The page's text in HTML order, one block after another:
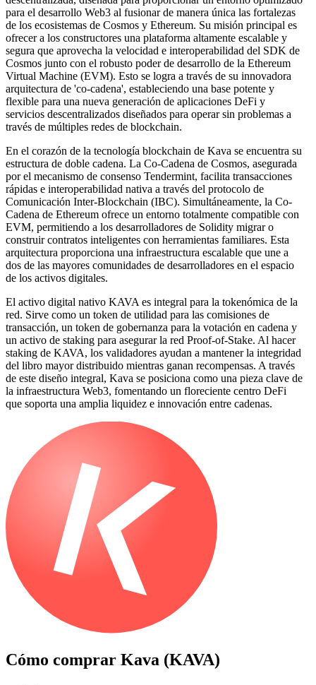
para el desarrollo Web3 al fusionar de manera única las fortalezas
de los ecosistemas de Cosmos y Ethereum. Su misión principal es
ofrecer a los constructores una plataforma altamente escalable y
segura que aprovecha la velocidad e interoperabilidad del SDK de
Cosmos junto con el robusto poder de desarrollo de la Ethereum
Virtual Machine (EVM). Esto se logra a través de su innovadora
arquitectura de 'co-cadena', estableciendo una base potente y
flexible para una nueva generación de aplicaciones DeFi y
servicios descentralizados diseñados para operar sin problemas a
través de múltiples redes de blockchain.
En el corazón de la tecnología blockchain de Kava se encuentra su
estructura de doble cadena. La Co-Cadena de Cosmos, asegurada
por el mecanismo de consenso Tendermint, facilita transacciones
rápidas e interoperabilidad nativa a través del protocolo de
Comunicación Inter-Blockchain (IBC). Simultáneamente, la Co-
Cadena de Ethereum ofrece un entorno totalmente compatible con
EVM, permitiendo a los desarrolladores de Solidity migrar o
construir contratos inteligentes con herramientas familiares. Esta
arquitectura proporciona una infraestructura escalable que une a
dos de las mayores comunidades de desarrolladores en el espacio
de los activos digitales.
El activo digital nativo KAVA es integral para la tokenómica de la
red. Sirve como un token de utilidad para las comisiones de
transacción, un token de gobernanza para la votación en cadena y
un activo de staking para asegurar la red Proof-of-Stake. Al hacer
staking de KAVA, los validadores ayudan a mantener la integridad
del libro mayor distribuido mientras ganan recompensas. A través
de este diseño integral, Kava se posiciona como una pieza clave de
la infraestructura Web3, fomentando un floreciente centro DeFi
que soporta una amplia liquidez e innovación entre cadenas.
Cómo comprar Kava (KAVA)